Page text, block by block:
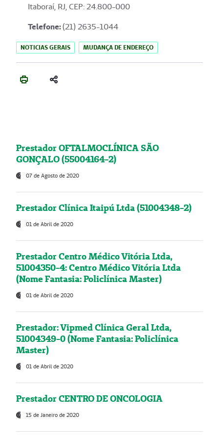
Itaboraí, RJ, CEP: 24.800-000
Telefone:(21) 2635-1044
NOTICIAS GERAIS MUDANÇA DE ENDEREÇO
Prestador OFTALMOCLÍNICA SÃO
GONÇALO (55004164-2)
07 de Agosto de 2020
Prestador Clínica Itaipú Ltda (51004348-2)
01 de Abril de 2020
Prestador Centro Médico Vitória Ltda,
51004350-4: Centro Médico Vitória Ltda
(Nome Fantasia: Policlínica Master)
01 de Abril de 2020
Prestador: Vipmed Clínica Geral Ltda,
51004349-0 (Nome Fantasia: Policlínica
Master)
01 de Abril de 2020
Prestador CENTRO DE ONCOLOGIA
15 de Janeiro de 2020